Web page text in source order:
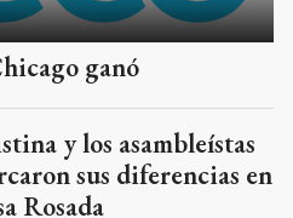
ganó
y los asambleístas
sus diferencias en
Rosada